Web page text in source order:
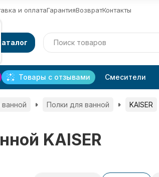
и оплатаГарантияВозвратКонтакты
Каталог
Товары с отзывами Смесители
Полки для ванной KAISER
KAISER